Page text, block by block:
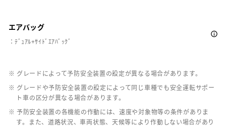
エアバッグ
：ﾃﾞｭｱﾙ+ｻｲﾄﾞｴｱﾊﾞｯｸﾞ
※ グレードによって予防安全装置の設定が異なる場合があります。
※ グレードや予防安全装置の設定によって同じ車種でも安全運転サポー
ト車の区分が異なる場合があります。
※ 予防安全装置の各機能の作動には、速度や対象物等の条件がありま
す。また、道路状況、車両状態、天候等により作動しない場合があり